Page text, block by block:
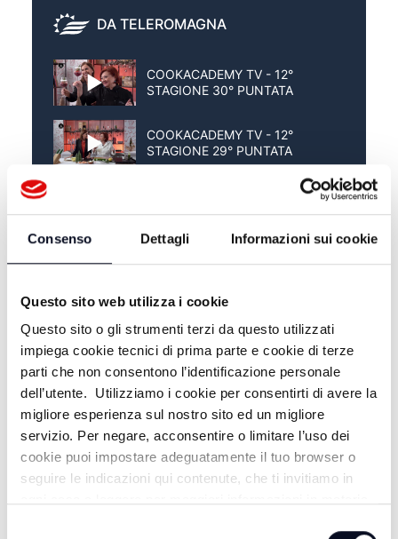
Consenso Dettagli Informazioni sui cookie
Questo sito web utilizza i cookie
Questo sito o gli strumenti terzi da questo utilizzati
impiega cookie tecnici di prima parte e cookie di terze
parti che non consentono l’identificazione personale
dell’utente. Utilizziamo i cookie per consentirti di avere la
migliore esperienza sul nostro sito ed un migliore
servizio. Per negare, acconsentire o limitare l’uso dei
cookie puoi impostare adeguatamente il tuo browser o
seguire le indicazioni qui contenute, che ti invitiamo in
DA TELEROMAGNA
COOKACADEMY TV - 12°
STAGIONE 30° PUNTATA
COOKACADEMY TV - 12°
STAGIONE 29° PUNTATA
STAGIONE 28° PUNTATA
ALTRE NOTIZIE